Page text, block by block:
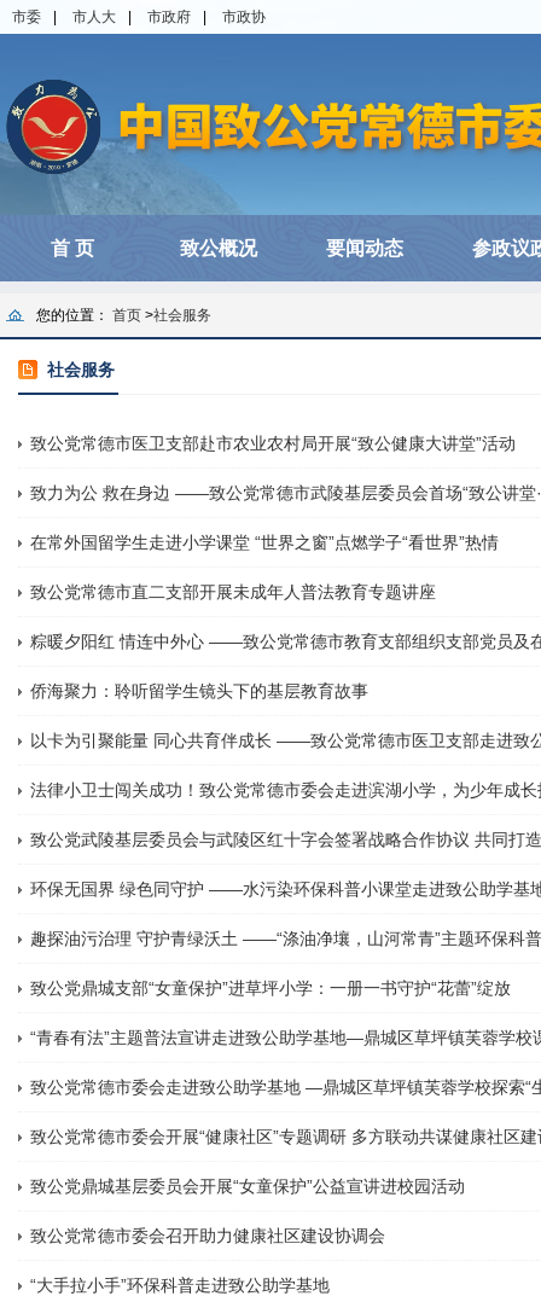
市委 市人大 市政府 市政协
首 页 致公概况 要闻动态 参政议
您的位置： 首页 >社会服务
社会服务
致公党常德市医卫支部赴市农业农村局开展“致公健康大讲堂”活动
致力为公 救在身边 ——致公党常德市武陵基层委员会首场“致公讲堂
在常外国留学生走进小学课堂 “世界之窗”点燃学子“看世界”热情
致公党常德市直二支部开展未成年人普法教育专题讲座
粽暖夕阳红 情连中外心 ——致公党常德市教育支部组织支部党员及
侨海聚力：聆听留学生镜头下的基层教育故事
以卡为引聚能量 同心共育伴成长 ——致公党常德市医卫支部走进致
法律小卫士闯关成功！致公党常德市委会走进滨湖小学，为少年成长
致公党武陵基层委员会与武陵区红十字会签署战略合作协议 共同打
环保无国界 绿色同守护 ——水污染环保科普小课堂走进致公助学基
趣探油污治理 守护青绿沃土 ——“涤油净壤，山河常青”主题环保科
致公党鼎城支部“女童保护”进草坪小学：一册一书守护“花蕾”绽放
“青春有法”主题普法宣讲走进致公助学基地—鼎城区草坪镇芙蓉学校
致公党常德市委会走进致公助学基地 —鼎城区草坪镇芙蓉学校探索“
致公党常德市委会开展“健康社区”专题调研 多方联动共谋健康社区建
致公党鼎城基层委员会开展“女童保护”公益宣讲进校园活动
致公党常德市委会召开助力健康社区建设协调会
“大手拉小手”环保科普走进致公助学基地